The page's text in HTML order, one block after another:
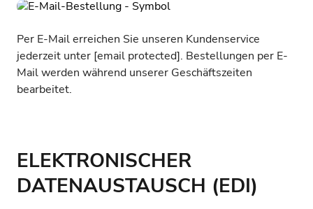
Per E-Mail erreichen Sie unseren Kundenservice
jederzeit unter [email protected]. Bestellungen per E-
Mail werden während unserer Geschäftszeiten
bearbeitet.
ELEKTRONISCHER
DATENAUSTAUSCH (EDI)